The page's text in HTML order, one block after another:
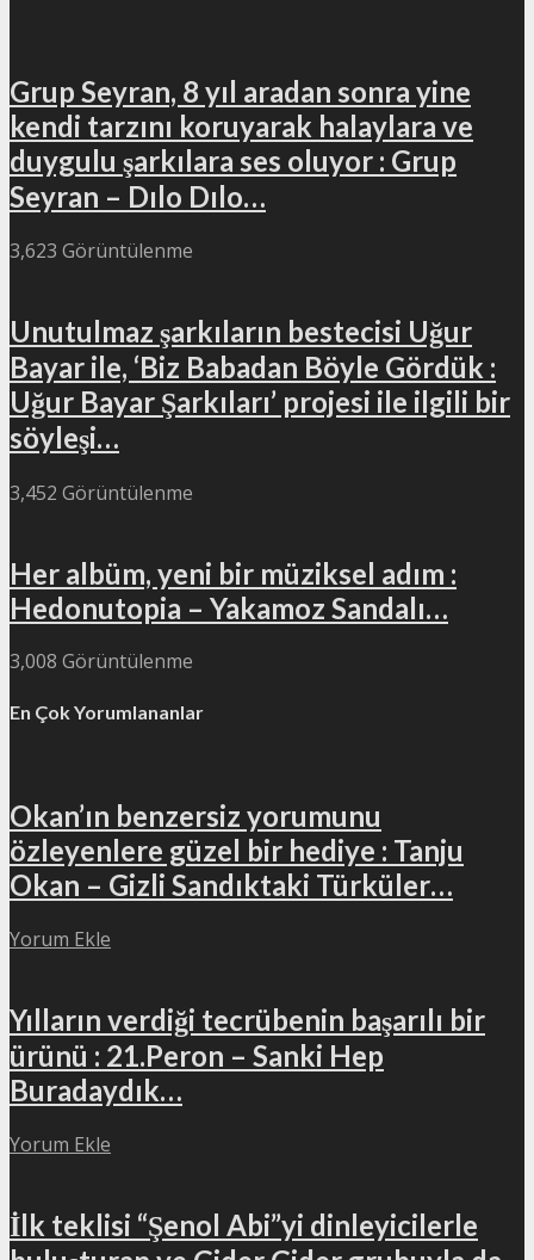
Grup Seyran, 8 yıl aradan sonra yine
kendi tarzını koruyarak halaylara ve
duygulu şarkılara ses oluyor : Grup
Seyran – Dılo Dılo…
3,623 Görüntülenme
Unutulmaz şarkıların bestecisi Uğur
Bayar ile, ‘Biz Babadan Böyle Gördük :
Uğur Bayar Şarkıları’ projesi ile ilgili bir
söyleşi…
3,452 Görüntülenme
Her albüm, yeni bir müziksel adım :
Hedonutopia – Yakamoz Sandalı…
3,008 Görüntülenme
En Çok Yorumlananlar
Okan’ın benzersiz yorumunu
özleyenlere güzel bir hediye : Tanju
Okan – Gizli Sandıktaki Türküler…
Yorum Ekle
Yılların verdiği tecrübenin başarılı bir
ürünü : 21.Peron – Sanki Hep
Buradaydık…
Yorum Ekle
İlk teklisi “Şenol Abi”yi dinleyicilerle